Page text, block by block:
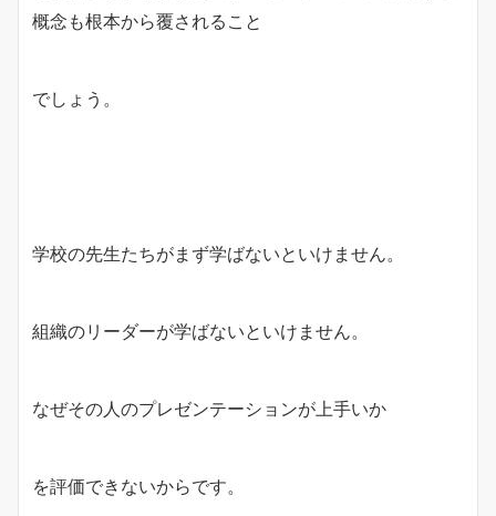
概念も根本から覆されること
でしょう。
学校の先生たちがまず学ばないといけません。
組織のリーダーが学ばないといけません。
なぜその人のプレゼンテーションが上手いか
を評価できないからです。